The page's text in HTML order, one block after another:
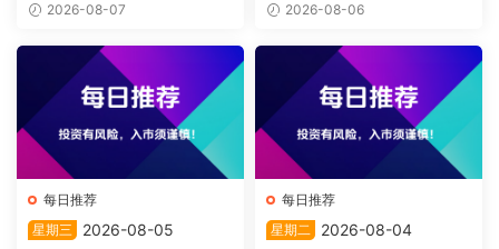
2026-08-07 2026-08-06
每日推荐
星期三
2026-08-05
每日推荐
星期二
2026-08-04